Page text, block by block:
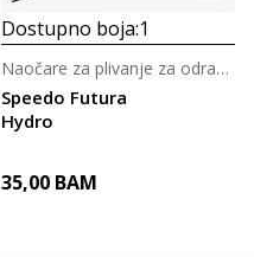
Dostupno boja:1
Speedo Futura
Hydro
Naočare za plivanje za odrasle
35,00 BAM